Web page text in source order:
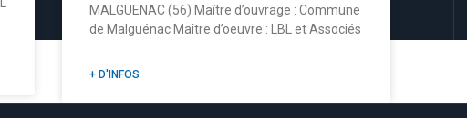
MALGUENAC (56) Maître d’ouvrage : Commune
de Malguénac Maître d’oeuvre : LBL et Associés
+ D'INFOS